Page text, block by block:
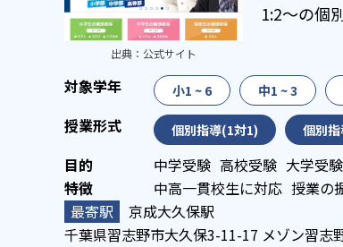
1:2～の個
出典： 公式サイト
小1 ~ 6 中1 ~ 3
個別指導(1対1) 個別
中学受験 高校受験 大学受験
中高一貫校生に対応 授業の
京成大久保駅
千葉県習志野市大久保3-11-17 メゾン習志